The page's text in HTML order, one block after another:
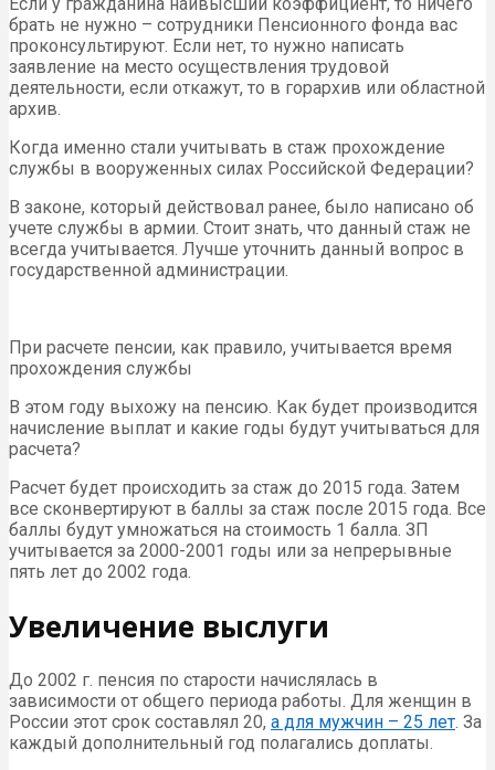
брать не нужно – сотрудники Пенсионного фонда вас
проконсультируют. Если нет, то нужно написать
заявление на место осуществления трудовой
деятельности, если откажут, то в горархив или областной
архив.
Когда именно стали учитывать в стаж прохождение
службы в вооруженных силах Российской Федерации?
В законе, который действовал ранее, было написано об
учете службы в армии. Стоит знать, что данный стаж не
всегда учитывается. Лучше уточнить данный вопрос в
государственной администрации.
При расчете пенсии, как правило, учитывается время
прохождения службы
В этом году выхожу на пенсию. Как будет производится
начисление выплат и какие годы будут учитываться для
расчета?
Расчет будет происходить за стаж до 2015 года. Затем
все сконвертируют в баллы за стаж после 2015 года. Все
баллы будут умножаться на стоимость 1 балла. ЗП
учитывается за 2000-2001 годы или за непрерывные
пять лет до 2002 года.
Увеличение выслуги
До 2002 г. пенсия по старости начислялась в
зависимости от общего периода работы. Для женщин в
России этот срок составлял 20, а для мужчин – 25 лет. За
каждый дополнительный год полагались доплаты.